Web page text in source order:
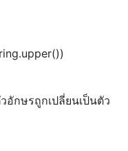
อักษรถูกเปลี่ยนเป็นตัว